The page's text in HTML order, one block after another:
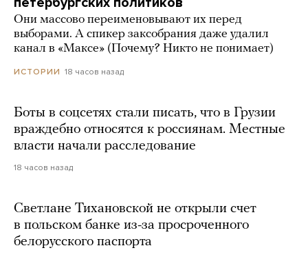
Они массово переименовывают их перед
выборами. А спикер заксобрания даже удалил
канал в «Максе» (Почему? Никто не понимает)
ИСТОРИИ 18 часов назад
Боты в соцсетях стали писать, что в Грузии
враждебно относятся к россиянам. Местные
власти начали расследование
18 часов назад
Светлане Тихановской не открыли счет
в польском банке из-за просроченного
белорусского паспорта